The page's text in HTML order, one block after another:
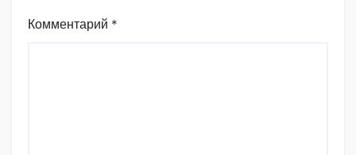
Комментарий *